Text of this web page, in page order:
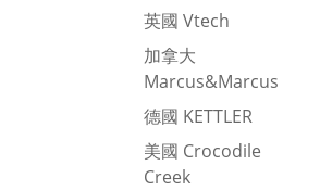
英國 Vtech
加拿大
Marcus&Marcus
德國 KETTLER
美國 Crocodile
Creek